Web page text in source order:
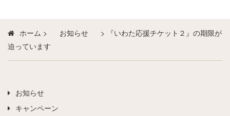
ホーム > お知らせ >
『いわた応援チケット２』の期限が
迫っています
お知らせ
キャンペーン